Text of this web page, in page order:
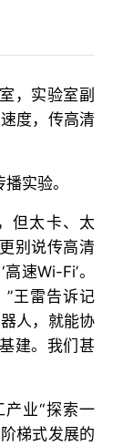
，实验室副
度，传高清
实验。
但太卡、太
别说传高清
速Wi-Fi’。
王雷告诉记
人，就能协
建。我们甚
业“探索一
梯式发展的